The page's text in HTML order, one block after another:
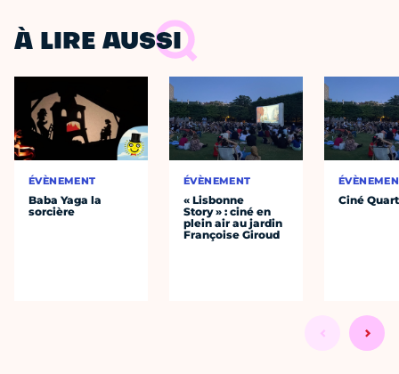
À LIRE AUSSI
ÉVÈNEMENT
Baba Yaga la
sorcière
ÉVÈNEMENT
« Lisbonne
Story » : ciné en
plein air au jardin
Françoise Giroud
Ciné